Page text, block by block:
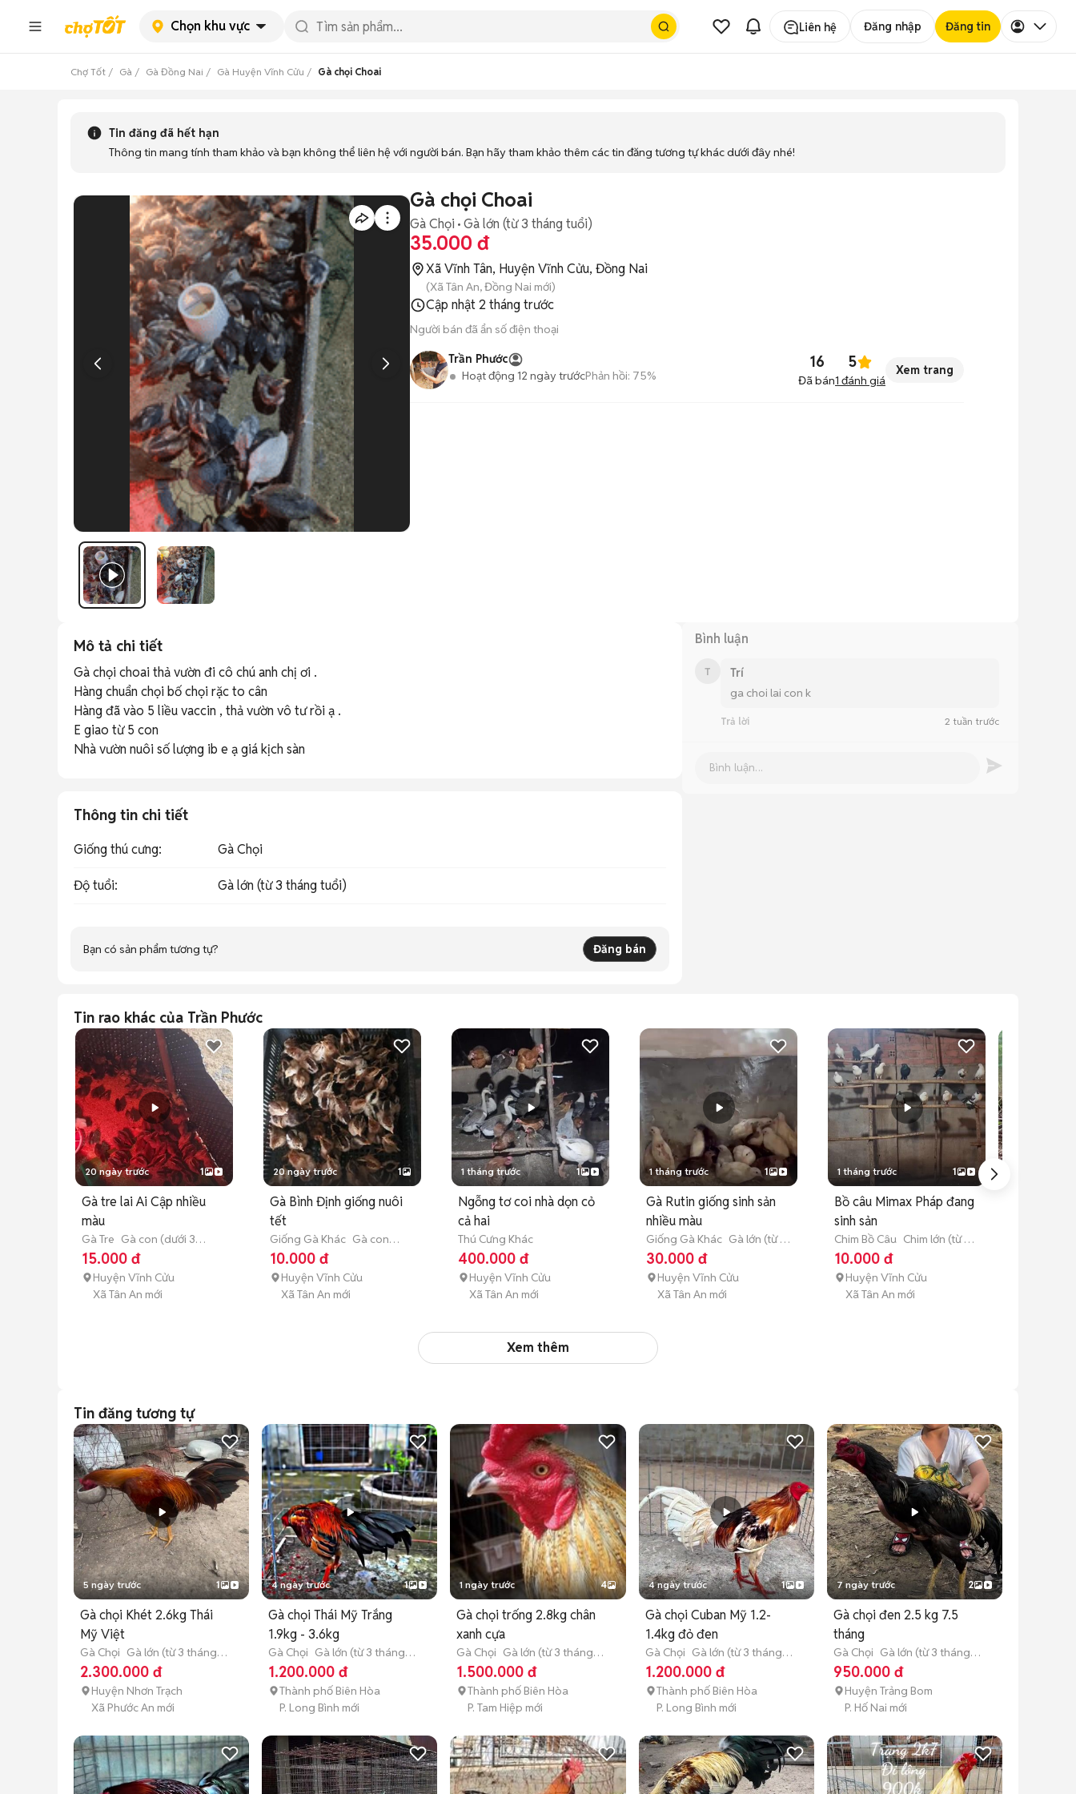
Chọn khu vực Liên hệ Đăng nhập Đăng tin
Chợ Tốt Gà Gà Đồng Nai Gà Huyện Vĩnh Cửu Gà chọi Choai
Tin đăng đã hết hạn
Thông tin mang tính tham khảo và bạn không thể liên hệ với người bán. Bạn hãy tham khảo thêm các tin đăng tương tự khác dưới đây nhé!
Gà chọi Choai
Gà Chọi Gà lớn (từ 3 tháng tuổi)
35.000 đ
Xã Vĩnh Tân, Huyện Vĩnh Cửu, Đồng Nai
(Xã Tân An, Đồng Nai mới)
Cập nhật2 tháng trước
Người bán đã ẩn số điện thoại
Trần Phước
Hoạt động 12 ngày trướcPhản hồi: 75%
16
Đã bán
5
1 đánh giá
Xem trang
Mô tả chi tiết
Gà chọi choai thả vườn đi cô chú anh chị ơi .
Hàng chuẩn chọi bố chọi rặc to cân
Hàng đã vào 5 liều vaccin , thả vườn vô tư rồi ạ .
E giao từ 5 con
Nhà vườn nuôi số lượng ib e ạ giá kịch sàn
Thông tin chi tiết
Giống thú cưng: Gà Chọi
Độ tuổi: Gà lớn (từ 3 tháng tuổi)
Bạn có sản phẩm tương tự? Đăng bán
Bình luận
T
Trí
ga choi lai con k
Trả lời 2 tuần trước
Tin rao khác của Trần Phước
20 ngày trước 1
Gà tre lai Ai Cập nhiều
màu
Gà Tre Gà con (dưới 3
tháng tuổi)
15.000 đ
Huyện Vĩnh Cửu
Xã Tân An mới
20 ngày trước 1
Gà Bình Định giống nuôi
tết
Giống Gà Khác Gà con
(dưới 3 tháng tuổi)
10.000 đ
Huyện Vĩnh Cửu
Xã Tân An mới
1 tháng trước 1
Ngỗng tơ coi nhà dọn cỏ
cả hai
Thú Cưng Khác
400.000 đ
Huyện Vĩnh Cửu
Xã Tân An mới
1 tháng trước 1
Gà Rutin giống sinh sản
nhiều màu
Giống Gà Khác Gà lớn (từ 3
tháng tuổi)
30.000 đ
Huyện Vĩnh Cửu
Xã Tân An mới
1 tháng trước 1
Bồ câu Mimax Pháp đang
sinh sản
Chim Bồ Câu Chim lớn (từ 3
tháng tuổi)
10.000 đ
Huyện Vĩnh Cửu
Xã Tân An mới
Xem thêm
Tin đăng tương tự
5 ngày trước 1
Gà chọi Khét 2.6kg Thái
Mỹ Việt
Gà Chọi Gà lớn (từ 3 tháng
tuổi)
2.300.000 đ
Huyện Nhơn Trạch
Xã Phước An mới
4 ngày trước 1
Gà chọi Thái Mỹ Trắng
1.9kg - 3.6kg
Gà Chọi Gà lớn (từ 3 tháng
tuổi)
1.200.000 đ
Thành phố Biên Hòa
P. Long Bình mới
1 ngày trước 4
Gà chọi trống 2.8kg chân
xanh cựa
Gà Chọi Gà lớn (từ 3 tháng
tuổi)
1.500.000 đ
Thành phố Biên Hòa
P. Tam Hiệp mới
4 ngày trước 1
Gà chọi Cuban Mỹ 1.2-
1.4kg đỏ đen
Gà Chọi Gà lớn (từ 3 tháng
tuổi)
1.200.000 đ
Thành phố Biên Hòa
P. Long Bình mới
7 ngày trước 2
Gà chọi đen 2.5 kg 7.5
tháng
Gà Chọi Gà lớn (từ 3 tháng
tuổi)
950.000 đ
Huyện Trảng Bom
P. Hố Nai mới